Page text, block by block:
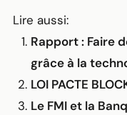
Lire aussi:
Rapport : Faire
grâce à la
LOI PACTE
Le FMI et la